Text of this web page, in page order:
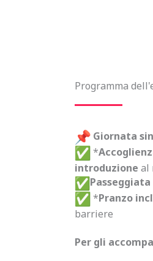
Programma
Giornata
*
introduzione al
*Pranzo
barriere
Per gli